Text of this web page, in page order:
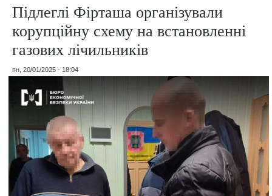
Підлеглі Фірташа організували
корупційну схему на встановленні
газових лічильників
пн, 20/01/2025 - 18:04